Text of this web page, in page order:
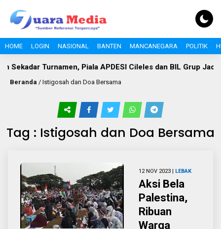
HOME LOGIN NASIONAL BANTEN MANCANEGARA POLITIK
Sekadar Turnamen, Piala APDESI Cileles dan BIL Grup Jadi
Beranda / Istigosah dan Doa Bersama
Tag : Istigosah dan Doa Bersama
12 NOV 2023 | LEBAK
Aksi Bela
Palestina,
Ribuan
Warga